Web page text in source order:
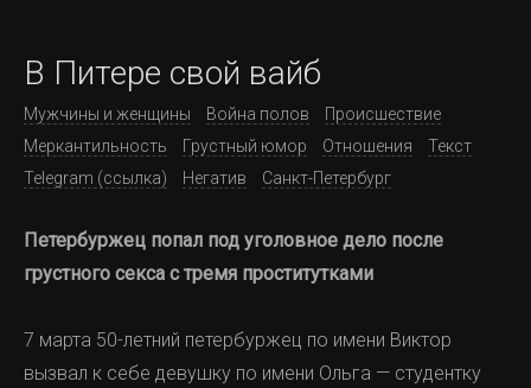
В Питере свой вайб
Мужчины и женщины Война полов
Происшествие
Меркантильность
Грустный юмор Отношения
Текст
Telegram (ссылка)
Негатив Санкт-Петербург
Петербуржец попал под уголовное дело после
грустного секса с тремя проститутками
7 марта 50-летний петербуржец по имени Виктор
вызвал к себе девушку по имени Ольга — студентку